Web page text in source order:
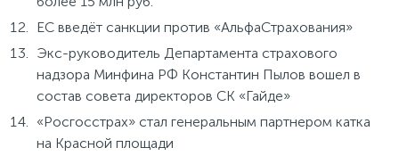
ЕС введёт санкции против «АльфаСтрахования»
Экс-руководитель Департамента страхового
надзора Минфина РФ Константин Пылов вошел в
состав совета директоров СК «Гайде»
«Росгосстрах» стал генеральным партнером катка
на Красной площади